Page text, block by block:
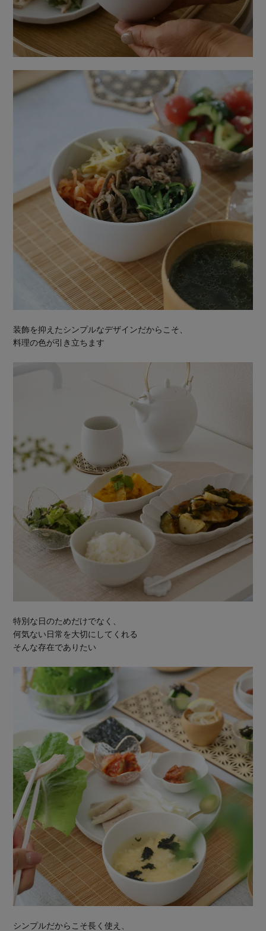
装飾を抑えたシンプルなデザインだからこそ、
料理の色が引き立ちます
特別な日のためだけでなく、
何気ない日常を大切にしてくれる
そんな存在でありたい
シンプルだからこそ長く使え、